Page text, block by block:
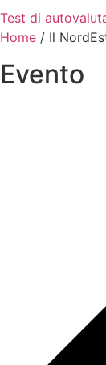
Test di
Home / Il
Evento